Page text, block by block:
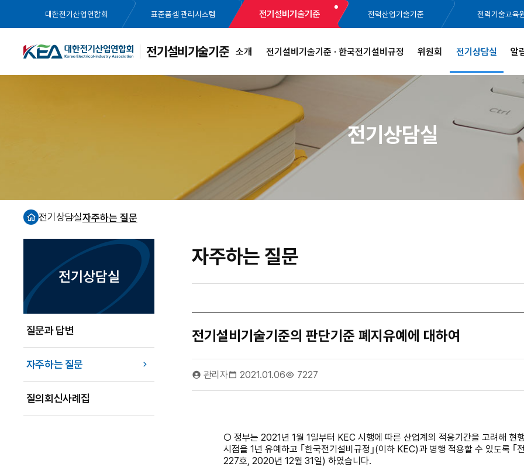
대한전기산업연합회 표준품셈 관리시스템 전기설비기술기준 전력산업기술기준 전력기술교육
전기설비기술기준 소개 전기설비기술기준 · 한국전기설비규정 위원회 전기상담실 알
전기상담실
홈
전기상담실자주하는 질문
전기상담실
질문과 답변
자주하는 질문
질의회신사례집
자주하는 질문
전기설비기술기준의 판단기준 폐지유예에 대하여
관리자 2021.01.06 7227
○ 정부는 2021년 1월 1일부터 KEC 시행에 따른 산업계의 적응기간을 고려해 현
시점을 1년 유예하고 ｢한국전기설비규정 ｣(이하 KEC)과 병행 적용할 수 있도록 ｢
227호 , 2020년 12월 31일) 하였습니다.